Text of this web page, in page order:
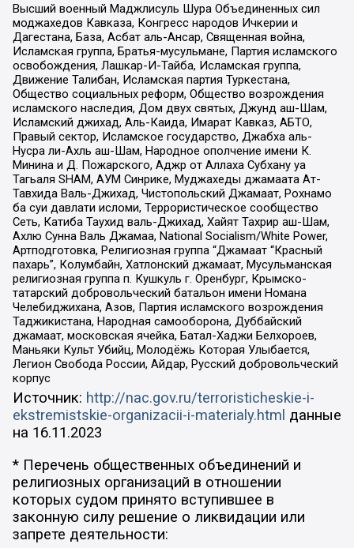
Высший военный Маджлисуль Шура Объединенных сил
моджахедов Кавказа, Конгресс народов Ичкерии и
Дагестана, База, Асбат аль-Ансар, Священная война,
Исламская группа, Братья-мусульмане, Партия исламского
освобождения, Лашкар-И-Тайба, Исламская группа,
Движение Талибан, Исламская партия Туркестана,
Общество социальных реформ, Общество возрождения
исламского наследия, Дом двух святых, Джунд аш-Шам,
Исламский джихад, Аль-Каида, Имарат Кавказ, АБТО,
Правый сектор, Исламское государство, Джабха аль-
Нусра ли-Ахль аш-Шам, Народное ополчение имени К.
Минина и Д. Пожарского, Аджр от Аллаха Субхану уа
Тагьаля SHAM, АУМ Синрике, Муджахеды джамаата Ат-
Тавхида Валь-Джихад, Чистопольский Джамаат, Рохнамо
ба суи давлати исломи, Террористическое сообщество
Сеть, Катиба Таухид валь-Джихад, Хайят Тахрир аш-Шам,
Ахлю Сунна Валь Джамаа, National Socialism/White Power,
Артподготовка, Религиозная группа “Джамаат “Красный
пахарь”, Колумбайн, Хатлонский джамаат, Мусульманская
религиозная группа п. Кушкуль г. Оренбург, Крымско-
татарский добровольческий батальон имени Номана
Челебиджихана, Азов, Партия исламского возрождения
Таджикистана, Народная самооборона, Дуббайский
джамаат, московская ячейка, Батал-Хаджи Белхороев,
Маньяки Культ Убийц, Молодёжь Которая Улыбается,
Легион Свобода России, Айдар, Русский добровольческий
корпус
Источник: http://nac.gov.ru/terroristicheskie-i-
ekstremistskie-organizacii-i-materialy.html данные
на 16.11.2023
* Перечень общественных объединений и
религиозных организаций в отношении
которых судом принято вступившее в
законную силу решение о ликвидации или
запрете деятельности: